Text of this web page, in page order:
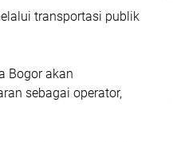
transportasi publik
Bogor akan
sebagai operator,